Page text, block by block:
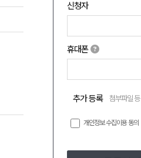
신청자
휴대폰
추가 등록 첨부파일 등
개인정보 수집이용 동의